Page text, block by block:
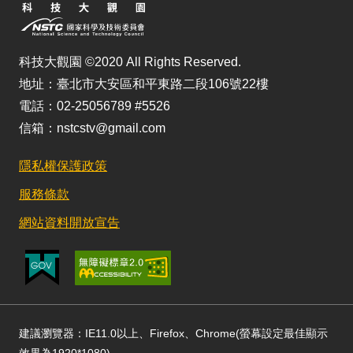
科技大觀園 ©2020 All Rights Reserved.
地址：臺北市大安區和平東路二段106號22樓
電話：02-25056789 #5526
信箱：nstcstv@gmail.com
隱私權保護政策
服務條款
網站資料開放宣告
建議瀏覽器：IE11.0以上、Firefox、Chrome(螢幕設定最佳顯示